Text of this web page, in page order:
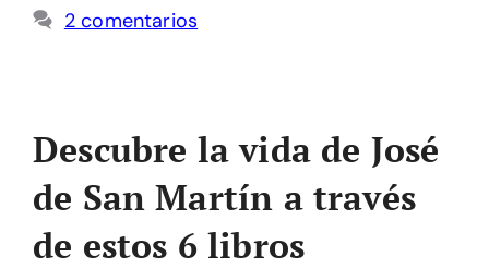
2 comentarios
Descubre la vida de José
de San Martín a través
de estos 6 libros